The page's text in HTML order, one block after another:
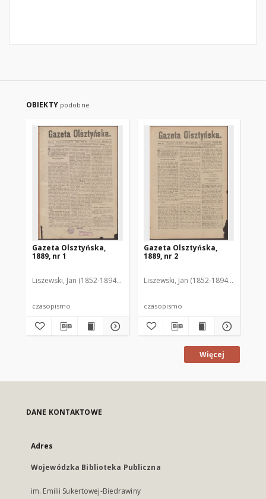
OBIEKTY podobne
Gazeta Olsztyńska,
1889, nr 1
Liszewski, Jan (1852-1894). Red.
czasopismo
Gazeta Olsztyńska,
1889, nr 2
Liszewski, Jan (1852-1894). Red.
czasopismo
Więcej
DANE KONTAKTOWE
Adres
Wojewódzka Biblioteka Publiczna
im. Emilii Sukertowej-Biedrawiny